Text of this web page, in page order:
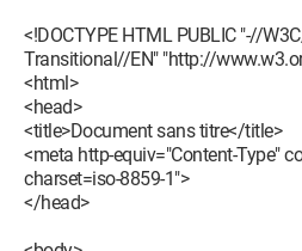
<!DOCTYPE HTML PUBLIC "-//
Transitional//EN" "http://
<html>
<head>
<title>Document sans titre</title>
<meta http-equiv="Content-Type"
charset=iso-8859-1">
</head>